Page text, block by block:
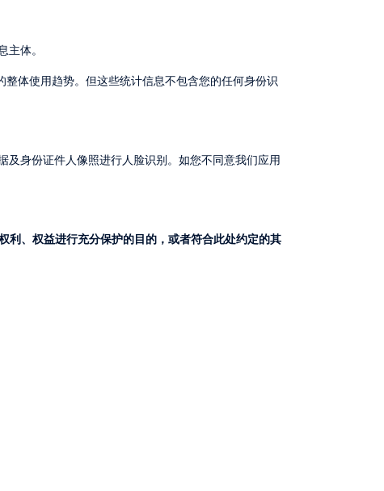
主体。
利、权益进行充分保护的目的，或者符合此处约定的其